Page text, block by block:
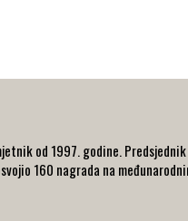
od 1997. godine.
160 nagrada na